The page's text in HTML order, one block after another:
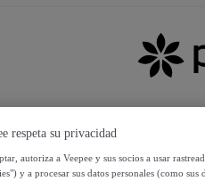
respeta su privacidad
autoriza a Veepee y sus socios a usar
y a procesar sus datos personales (como